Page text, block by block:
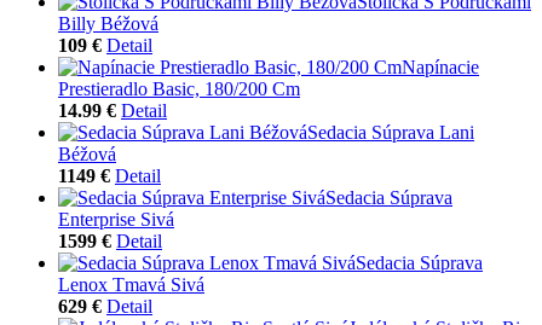
Billy Béžová
109 € Detail
Napínacie
Prestieradlo Basic, 180/200 Cm
14.99 € Detail
Sedacia Súprava Lani
Béžová
1149 € Detail
Sedacia Súprava
Enterprise Sivá
1599 € Detail
Sedacia Súprava
Lenox Tmavá Sivá
629 € Detail